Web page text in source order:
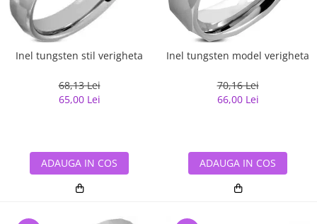
Inel tungsten stil verigheta
68,13 Lei
65,00 Lei
ADAUGA IN COS
Inel tungsten model verigheta
70,16 Lei
66,00 Lei
ADAUGA IN COS